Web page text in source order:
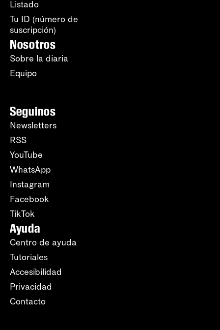
Listado
Tu ID (número de
suscripción)
Nosotros
Sobre la diaria
Equipo
Seguinos
Newsletters
RSS
YouTube
WhatsApp
Instagram
Facebook
TikTok
Ayuda
Centro de ayuda
Tutoriales
Accesibilidad
Privacidad
Contacto